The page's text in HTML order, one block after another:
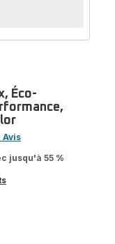
Éco-
Avis
jusqu'à 55 %